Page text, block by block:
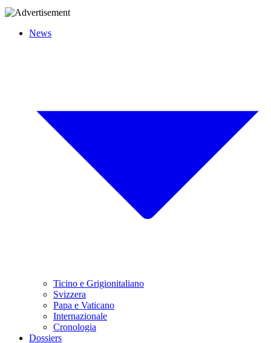
News
Ticino e Grigionitaliano
Svizzera
Papa e Vaticano
Internazionale
Cronologia
Dossiers